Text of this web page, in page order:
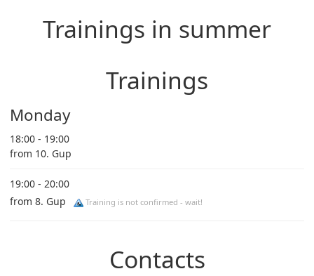
Trainings in summer
Trainings
Monday
18:00 - 19:00
from 10. Gup
19:00 - 20:00
from 8. Gup
Training is not confirmed - wait!
Contacts